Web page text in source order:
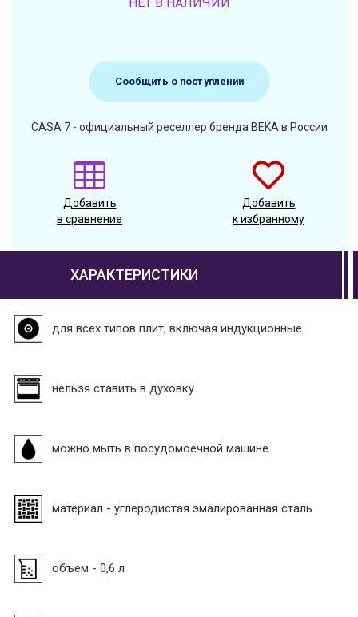
НЕТ В НАЛИЧИИ
Сообщить о поступлении
CASA 7 - официальный реселлер бренда BEKA в России
Добавить
в сравнение
Добавить
к избранному
ХАРАКТЕРИСТИКИ
для всех типов плит, включая индукционные
нельзя ставить в духовку
можно мыть в посудомоечной машине
материал - углеродистая эмалированная сталь
объем - 0,6 л